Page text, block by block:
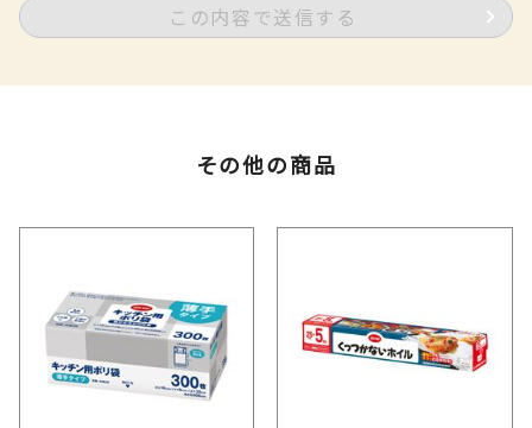
この内容で送信する
その他の商品